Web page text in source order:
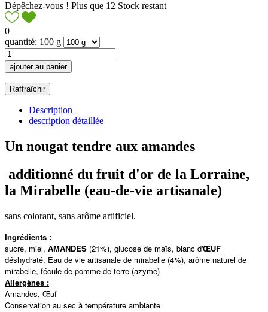
Dépêchez-vous ! Plus que 12 Stock restant
0
quantité: 100 g
ajouter au panier
Description
description détaillée
Un nougat tendre aux amandes
additionné du fruit d'or de la Lorraine,
la Mirabelle (eau-de-vie artisanale)
sans colorant, sans arôme artificiel.
Ingrédients :
sucre, miel, AMANDES (21%), glucose de maïs, blanc d'ŒUF
déshydraté, Eau de vie artisanale de mirabelle (4%), arôme naturel de
mirabelle, fécule de pomme de terre (azyme)
Allergènes :
Amandes, Œuf
Conservation au sec à température ambiante